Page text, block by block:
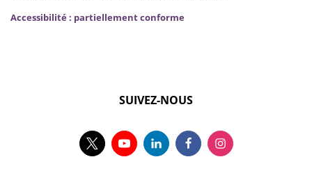
Accessibilité : partiellement conforme
SUIVEZ-NOUS